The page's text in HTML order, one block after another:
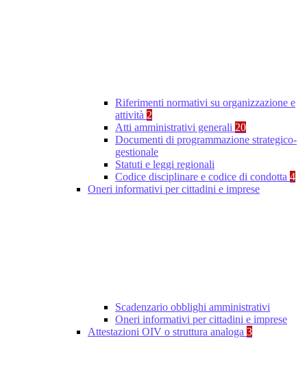
Riferimenti normativi su organizzazione e
attività 2
Atti amministrativi generali 20
Documenti di programmazione strategico-
gestionale
Statuti e leggi regionali
Codice disciplinare e codice di condotta 4
Oneri informativi per cittadini e imprese
Scadenzario obblighi amministrativi
Oneri informativi per cittadini e imprese
Attestazioni OIV o struttura analoga 3